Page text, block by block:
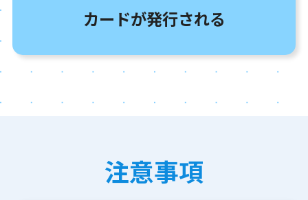
カードが発行される
注意事項